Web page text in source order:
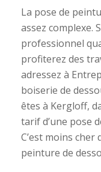
La pose de
assez complexe.
professionnel
profiterez des
adressez à
boiserie de
êtes à Kergloff,
tarif d’une pose
C’est moins cher
peinture de